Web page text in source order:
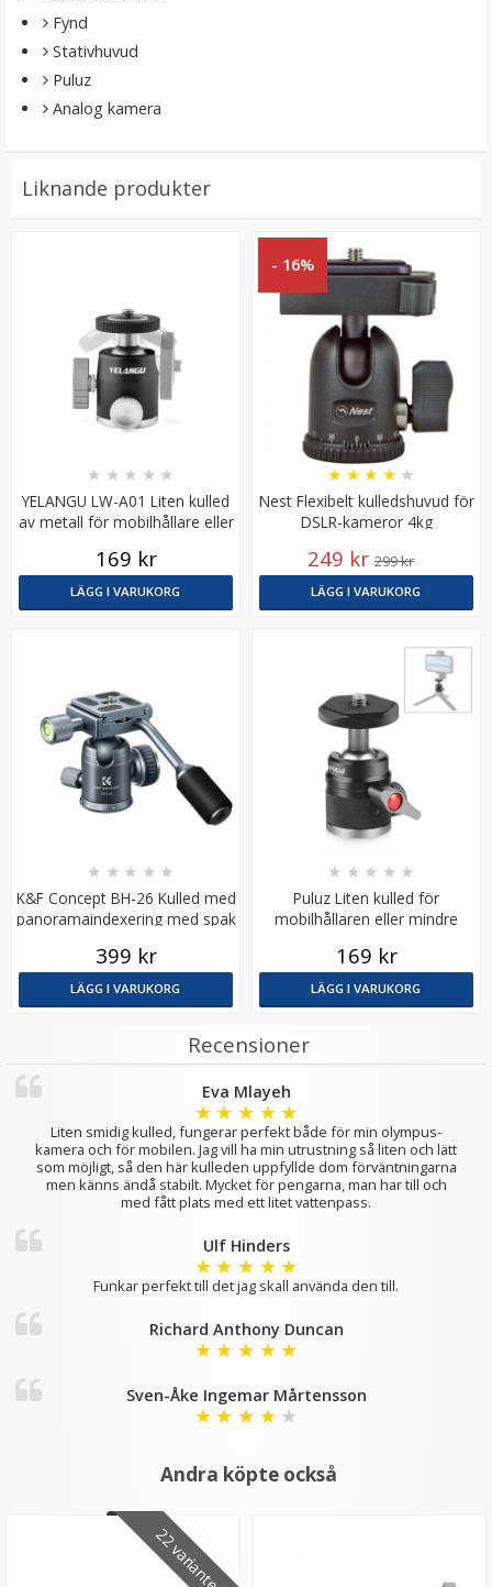
Puluz Snabbplatta 200mm för 2x Systemkameror
Arca Swiss system
★
LÄGG I VARUKORG
Puluz Stativförlängare handhållen Monopod
★ ★★ ★
149 kr
LÄGG I VARUKORG
Fynd
Stativhuvud
Puluz
Analog kamera
Liknande produkter
YELANGU LW-A01 Liten kulled
av metall för mobilhållare eller
★ ★ ★ ★ ★
169 kr
LÄGG I VARUKORG
- 16%
Nest Flexibelt kulledshuvud för
DSLR-kameror 4kg
★ ★ ★ ★ ★
249 kr 299 kr
LÄGG I VARUKORG
K&F Concept BH-26 Kulled med
panoramaindexering med spak
★ ★ ★ ★ ★
399 kr
LÄGG I VARUKORG
Puluz Liten kulled för
mobilhållaren eller mindre
★ ★ ★ ★ ★
169 kr
LÄGG I VARUKORG
Recensioner
Eva Mlayeh
★ ★ ★ ★ ★
Liten smidig kulled, fungerar perfekt både för min olympus-
kamera och för mobilen. Jag vill ha min utrustning så liten och lätt
som möjligt, så den här kulleden uppfyllde dom förväntningarna
men känns ändå stabilt. Mycket för pengarna, man har till och
med fått plats med ett litet vattenpass.
Ulf Hinders
★ ★ ★ ★ ★
Funkar perfekt till det jag skall använda den till.
Richard Anthony Duncan
★ ★ ★ ★ ★
Sven-Åke Ingemar Mårtensson
★ ★ ★ ★ ★
Andra köpte också
22 varianter